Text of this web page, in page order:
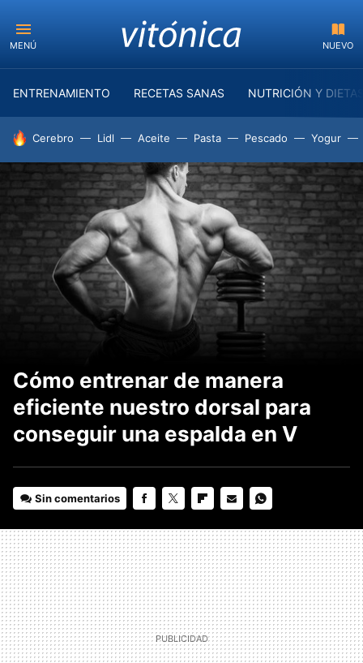
MENÚ NUEVO
ENTRENAMIENTO RECETAS SANAS NUTRICIÓN Y
HOY SE HABLA DE
Cerebro Lidl Aceite Pasta Pescado Yogur
Cómo entrenar de manera
eficiente nuestro dorsal para
conseguir una espalda en V
Sin comentarios
MAIL